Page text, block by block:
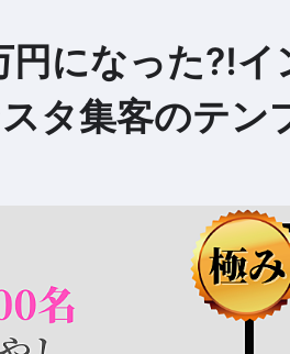
円になった⁈イ
タ集客のテン